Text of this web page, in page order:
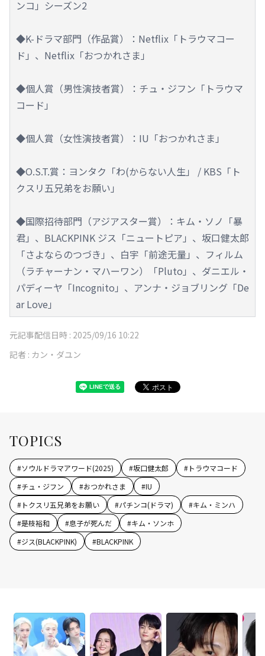
ンコ」シーズン2
◆K-ドラマ部門（作品賞）：Netflix「トラウマコー
ド」、Netflix「おつかれさま」
◆個人賞（男性演技者賞）：チュ・ジフン「トラウマ
コード」
◆個人賞（女性演技者賞）：IU「おつかれさま」
◆O.S.T.賞：ヨンタク「わ(からない人生」 / KBS「ト
クスリ五兄弟をお願い」
◆国際招待部門（アジアスター賞）：キム・ソノ「暴
君」、BLACKPINK ジス「ニュートピア」、坂口健太郎
「さよならのつづき」、白宇「前途无量」、フィルム
（ラチャーナン・マハーワン）「Pluto」、ダニエル・
パディーヤ「Incognito」、アンナ・ジョブリング「De
ar Love」
元記事配信日時 : 2025/09/16 10:22
記者 : カン・ダユン
TOPICS
#ソウルドラマアワード(2025) #坂口健太郎 #トラウマコード
#チュ・ジフン #おつかれさま #IU
#トクスリ五兄弟をお願い #パチンコ(ドラマ) #キム・ミンハ
#是枝裕和 #息子が死んだ #キム・ソンホ
#ジス(BLACKPINK) #BLACKPINK